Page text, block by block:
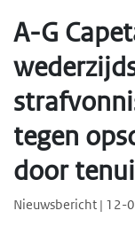
A-G
tegen
door
Nieuwsbericht | 12-